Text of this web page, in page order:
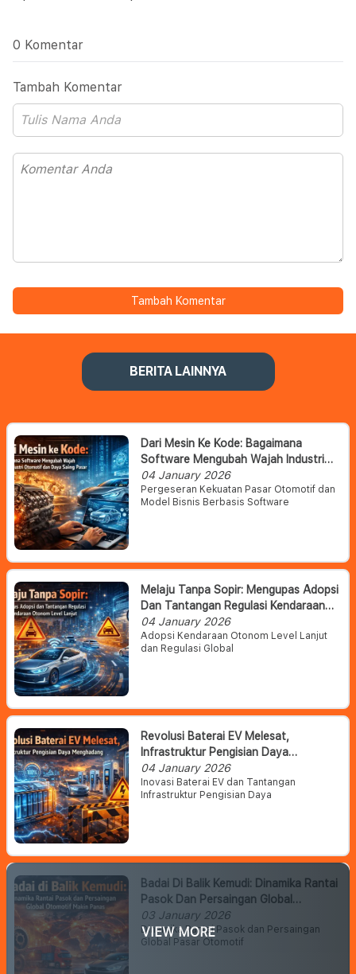
0 Komentar
Tambah Komentar
Tambah Komentar
BERITA LAINNYA
Dari Mesin Ke Kode: Bagaimana
Software Mengubah Wajah Industri
Otomotif Dan Daya Saing Pasar
04 January 2026
Pergeseran Kekuatan Pasar Otomotif dan
Model Bisnis Berbasis Software
Melaju Tanpa Sopir: Mengupas Adopsi
Dan Tantangan Regulasi Kendaraan
Otonom Level Lanjut
04 January 2026
Adopsi Kendaraan Otonom Level Lanjut
dan Regulasi Global
Revolusi Baterai EV Melesat,
Infrastruktur Pengisian Daya
Menghadang
04 January 2026
Inovasi Baterai EV dan Tantangan
Infrastruktur Pengisian Daya
Badai Di Balik Kemudi: Dinamika Rantai
Pasok Dan Persaingan Global
Otomotif Makin Panas
03 January 2026
Dinamika Rantai Pasok dan Persaingan
Global Pasar Otomotif
VIEW MORE